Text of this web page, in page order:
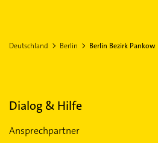
Deutschland Berlin Berlin Bezirk Pankow
Dialog & Hilfe
Ansprechpartner